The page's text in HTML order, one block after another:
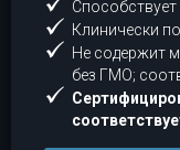
Клинически
Не содержит
без ГМО;